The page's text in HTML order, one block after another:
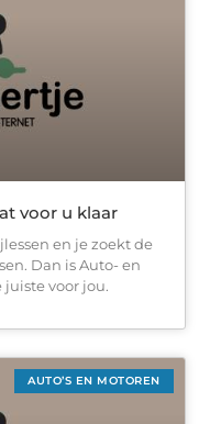
voor u klaar
en je zoekt de
Dan is Auto- en
voor jou.
AUTO’S EN MOTOREN